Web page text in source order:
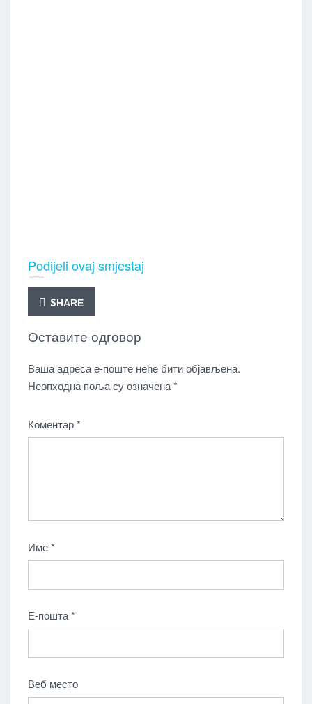
Podijeli ovaj smjestaj
SHARE
Оставите одговор
Ваша адреса е-поште неће бити објављена.
Неопходна поља су означена*
Коментар*
Име*
Е-пошта*
Веб место